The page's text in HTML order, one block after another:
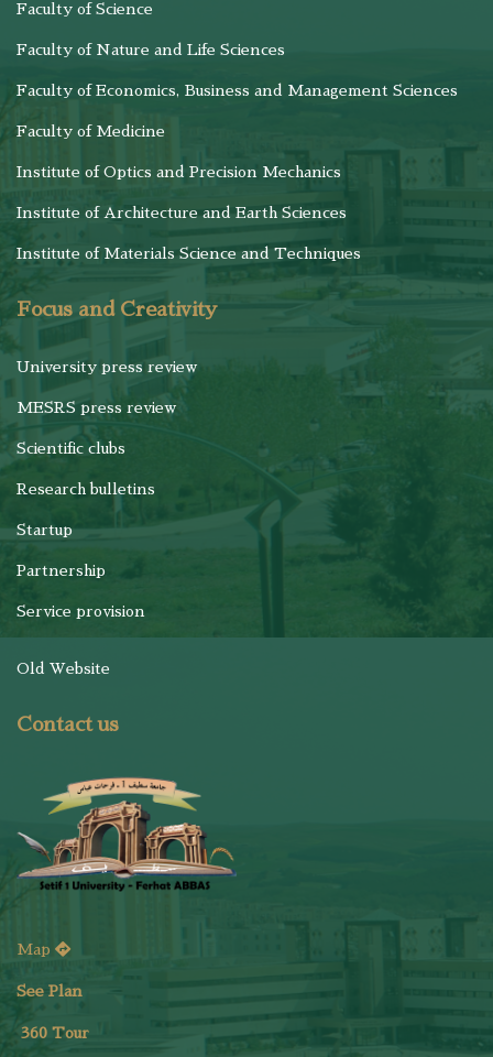
Faculty of Science
Faculty of Nature and Life Sciences
Faculty of Economics, Business and Management Sciences
Faculty of Medicine
Institute of Optics and Precision Mechanics
Institute of Architecture and Earth Sciences
Institute of Materials Science and Techniques
Focus and Creativity
University press review
MESRS press review
Scientific clubs
Research bulletins
Startup
Partnership
Service provision
Old Website
Contact us
Map
See Plan
360 Tour